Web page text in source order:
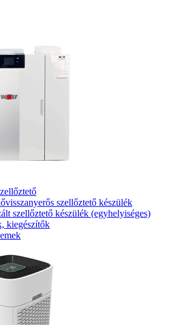
szellőztető készülék
szellőztető készülék (egyhelyiséges)
kiegészítők